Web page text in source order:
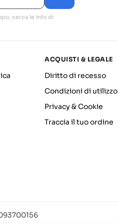
cerca le info di
ACQUISTI & LEGALE
Diritto di recesso
Condizioni di utilizzo
Privacy & Cookie
Traccia il tuo ordine